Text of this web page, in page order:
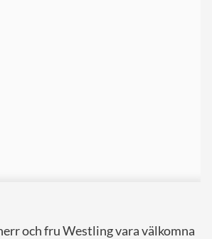
och fru Westling vara välkomna